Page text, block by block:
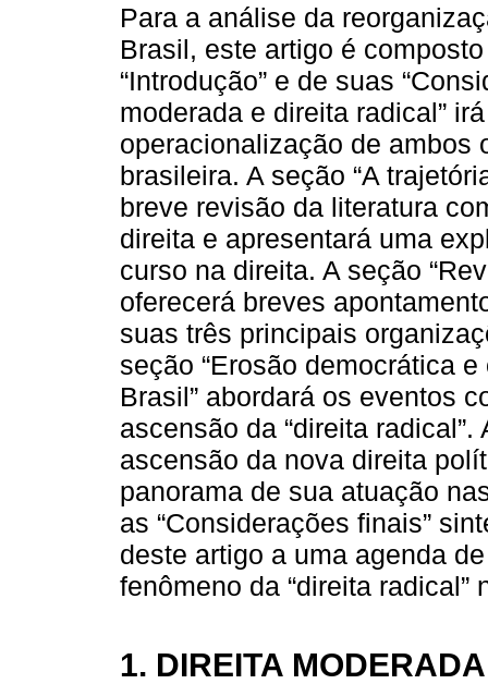
Para a análise da
Brasil, este artigo é
“Introdução” e de suas
moderada e direita radical”
operacionalização de ambos
brasileira. A seção “A
breve revisão da literatura
direita e apresentará uma
curso na direita. A seção
oferecerá breves
suas três principais
seção “Erosão democrática
Brasil” abordará os eventos
ascensão da “direita
ascensão da nova direita
panorama de sua atuação
as “Considerações finais”
deste artigo a uma agenda
fenômeno da “direita radical”
1. DIREITA